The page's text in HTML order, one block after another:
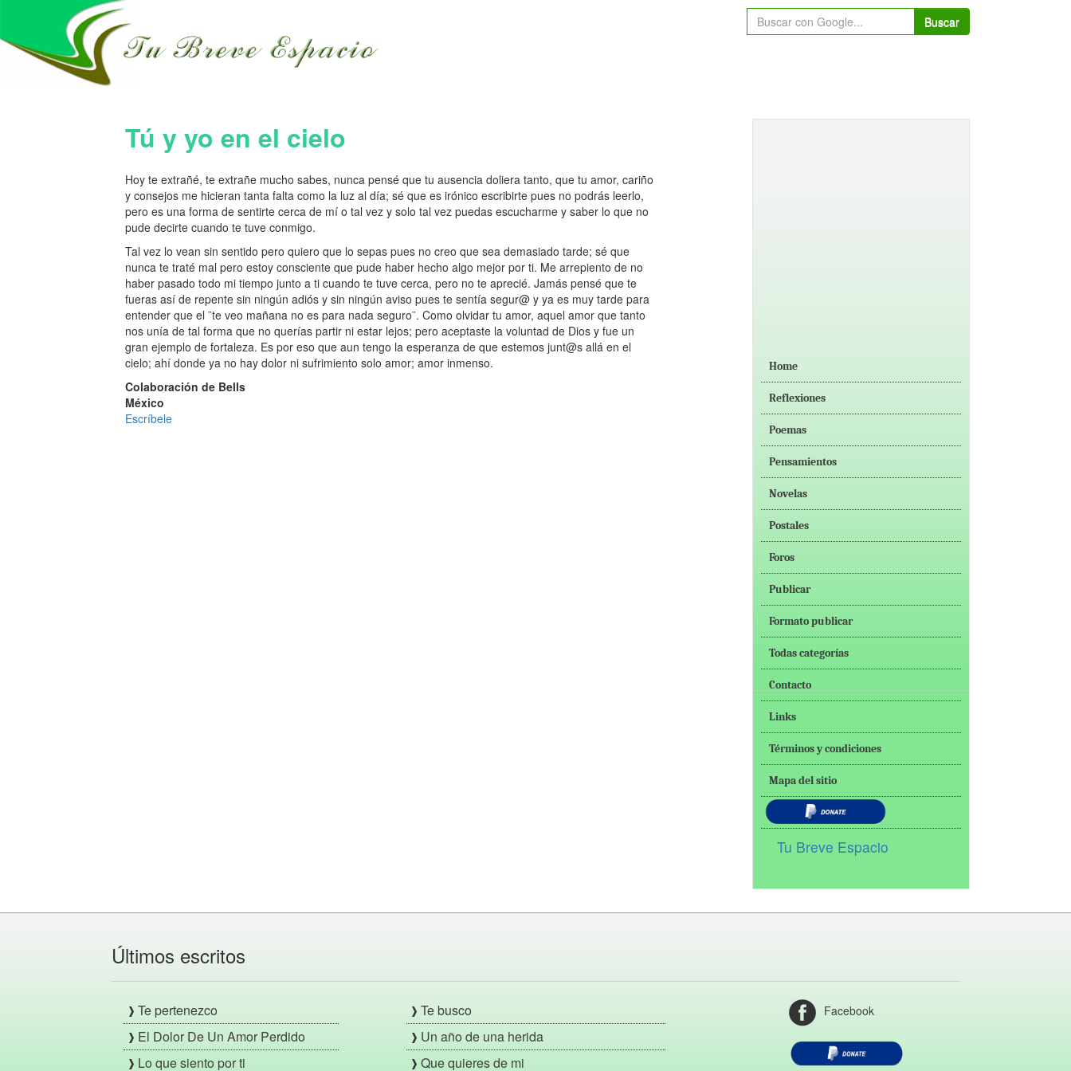
Buscar
Tú y yo en el cielo
Hoy te extrañé, te extrañe mucho sabes, nunca pensé que tu ausencia doliera tanto, que tu amor, cariño
y consejos me hicieran tanta falta como la luz al día; sé que es irónico escribirte pues no podrás leerlo,
pero es una forma de sentirte cerca de mí o tal vez y solo tal vez puedas escucharme y saber lo que no
pude decirte cuando te tuve conmigo.
Tal vez lo vean sin sentido pero quiero que lo sepas pues no creo que sea demasiado tarde; sé que
nunca te traté mal pero estoy consciente que pude haber hecho algo mejor por ti. Me arrepiento de no
haber pasado todo mi tiempo junto a ti cuando te tuve cerca, pero no te aprecié. Jamás pensé que te
fueras así de repente sin ningún adiós y sin ningún aviso pues te sentía segur@ y ya es muy tarde para
entender que el ¨te veo mañana no es para nada seguro¨. Como olvidar tu amor, aquel amor que tanto
nos unía de tal forma que no querías partir ni estar lejos; pero aceptaste la voluntad de Dios y fue un
gran ejemplo de fortaleza. Es por eso que aun tengo la esperanza de que estemos junt@s allá en el
cielo; ahí donde ya no hay dolor ni sufrimiento solo amor; amor inmenso.
Colaboración de Bells
México
Escríbele
Home
Reflexiones
Poemas
Pensamientos
Novelas
Postales
Foros
Publicar
Formato publicar
Todas categorías
Contacto
Links
Términos y condiciones
Mapa del sitio
Tu Breve Espacio
Últimos escritos
Te pertenezco
El Dolor De Un Amor Perdido
Lo que siento por ti
Te busco
Un año de una herida
Que quieres de mi
Facebook